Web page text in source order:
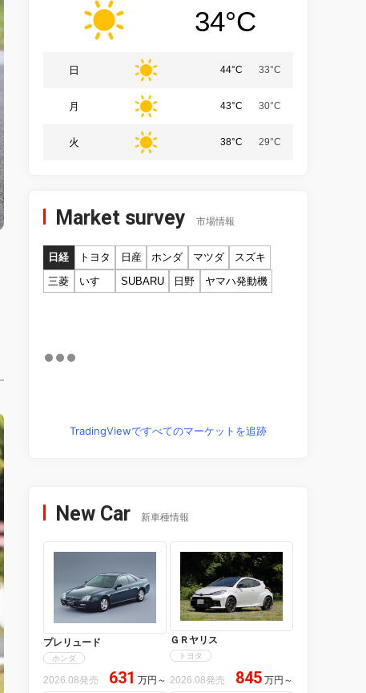
34°C
日 44°C 33°C
月 43°C 30°C
火 38°C 29°C
Market survey 市場情報
日経 トヨタ 日産 ホンダ マツダ
スズキ
三菱
いすゞ SUBARU 日野 ヤマハ発動機
TradingViewですべてのマーケットを追跡
New Car 新車種情報
プレリュード
ホンダ
2026.08発売 631 万円 ～
ＧＲヤリス
トヨタ
2026.08発売 845 万円 ～